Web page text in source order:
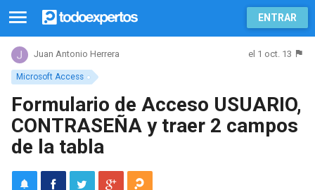
ENTRAR
Microsoft Access
Juan Antonio Herrera el 1 oct. 13
Formulario de Acceso USUARIO,
CONTRASEÑA y traer 2 campos
de la tabla